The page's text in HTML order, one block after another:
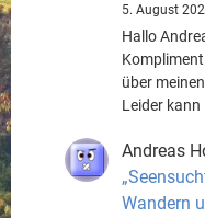
5. August
Hallo
über
Leider
Andreas
Wandern